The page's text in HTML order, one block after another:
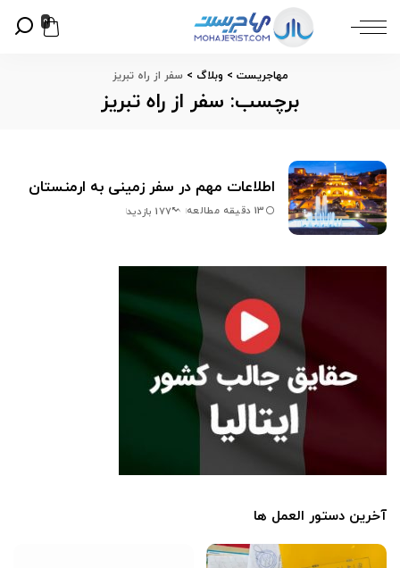
0
مهاجریست > وبلاگ >سفر از راه تبریز
برچسب: سفر از راه تبریز
اطلاعات مهم در سفر زمینی به ارمنستان
13 دقیقه مطالعه 177 بازدید
آخرین دستور العمل ها